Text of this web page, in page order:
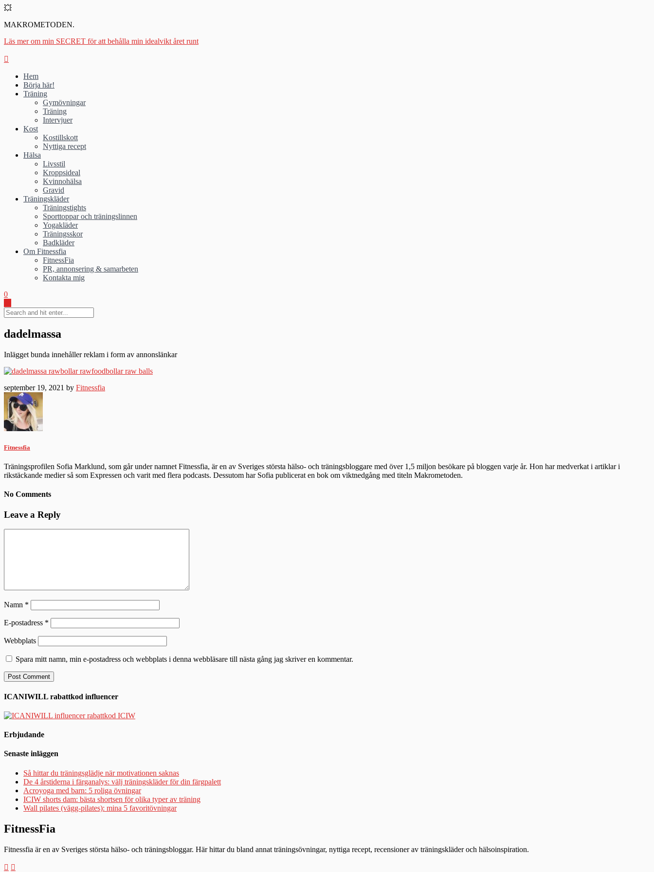
💥
MAKROMETODEN.
Läs mer om min SECRET för att behålla min idealvikt året runt
Hem
Börja här!
Träning
Gymövningar
Träning
Intervjuer
Kost
Kostillskott
Nyttiga recept
Hälsa
Livsstil
Kroppsideal
Kvinnohälsa
Gravid
Träningskläder
Träningstights
Sporttoppar och träningslinnen
Yogakläder
Träningsskor
Badkläder
Om Fitnessfia
FitnessFia
PR, annonsering & samarbeten
Kontakta mig
0
dadelmassa
Inlägget bunda innehåller reklam i form av annonslänkar
september 19, 2021 by Fitnessfia
Fitnessfia
Träningsprofilen Sofia Marklund, som går under namnet Fitnessfia, är en av Sveriges största hälso- och träningsbloggare med över 1,5 miljon besökare på bloggen varje år. Hon har medverkat i artiklar i
rikstäckande medier så som Expressen och varit med flera podcasts. Dessutom har Sofia publicerat en bok om viktnedgång med titeln Makrometoden.
No Comments
Leave a Reply
Namn *
E-postadress *
Webbplats
Spara mitt namn, min e-postadress och webbplats i denna webbläsare till nästa gång jag skriver en kommentar.
ICANIWILL rabattkod influencer
Erbjudande
Senaste inläggen
Så hittar du träningsglädje när motivationen saknas
De 4 årstiderna i färganalys: välj träningskläder för din färgpalett
Acroyoga med barn: 5 roliga övningar
ICIW shorts dam: bästa shortsen för olika typer av träning
Wall pilates (vägg-pilates): mina 5 favoritövningar
FitnessFia
Fitnessfia är en av Sveriges största hälso- och träningsbloggar. Här hittar du bland annat träningsövningar, nyttiga recept, recensioner av träningskläder och hälsoinspiration.